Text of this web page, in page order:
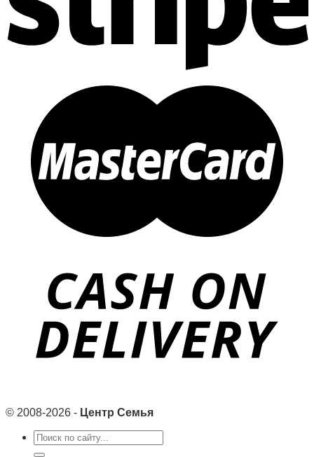
© 2008-2026 - Центр Семья
Search
for: